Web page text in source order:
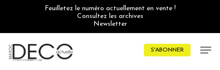
Feuilletez le numéro actuellement en vente !
Consultez les archives
Newsletter
S'ABONNER